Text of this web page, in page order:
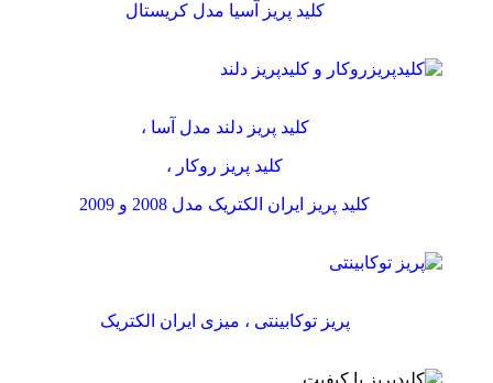
کلید پریز آسیا مدل کریستال
کلید پریز دلند مدل آسا ،
کلید پریز روکار ،
کلید پریز ایران الکتریک مدل 2008 و 2009
پریز توکابینتی ، میزی ایران الکتریک